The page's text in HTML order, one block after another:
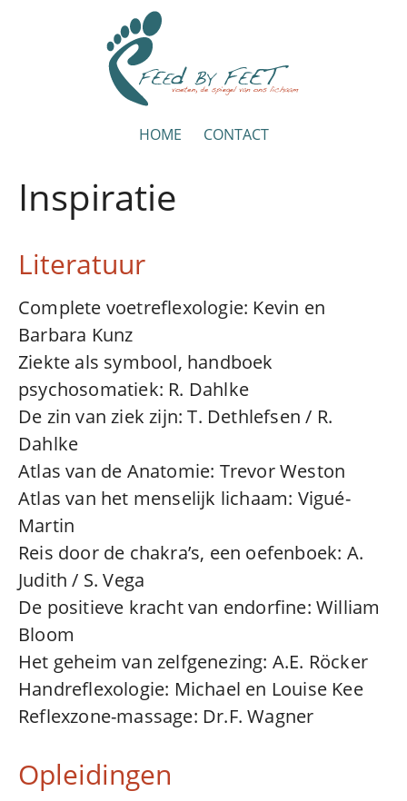
HOME CONTACT
Inspiratie
Literatuur
Complete voetreflexologie: Kevin en
Barbara Kunz
Ziekte als symbool, handboek
psychosomatiek: R. Dahlke
De zin van ziek zijn: T. Dethlefsen / R.
Dahlke
Atlas van de Anatomie: Trevor Weston
Atlas van het menselijk lichaam: Vigué-
Martin
Reis door de chakra’s, een oefenboek: A.
Judith / S. Vega
De positieve kracht van endorfine: William
Bloom
Het geheim van zelfgenezing: A.E. Röcker
Handreflexologie: Michael en Louise Kee
Reflexzone-massage: Dr.F. Wagner
Opleidingen